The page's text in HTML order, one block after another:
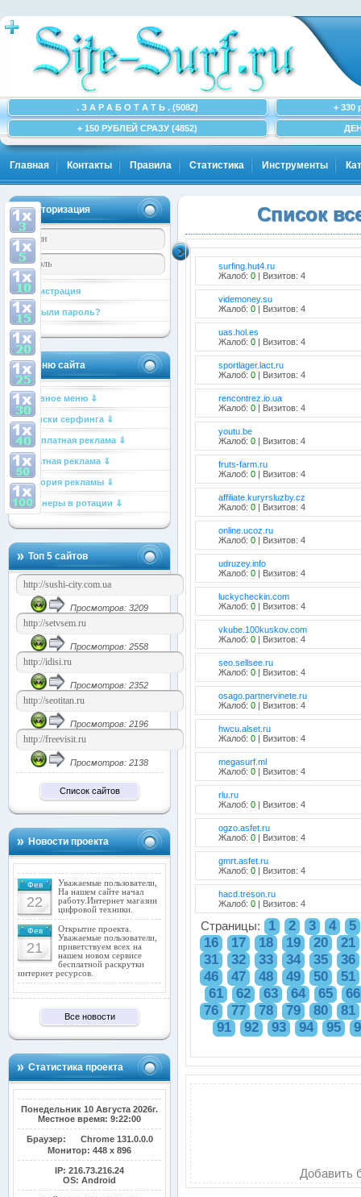
. З А Р А Б О Т А Т Ь . (5082) + 330
+ 150 РУБЛЕЙ СРАЗУ (4852)
Главная Контакты Правила Статистика Инструменты
Авторизация
Регистрация
Забыли пароль?
Меню сайта
Главное меню ⇓
Списки серфинга ⇓
Бесплатная реклама ⇓
Платная реклама ⇓
История рекламы ⇓
Баннеры в ротации ⇓
Топ 5 сайтов
Просмотров: 3209
Просмотров: 2558
Просмотров: 2352
Просмотров: 2196
Просмотров: 2138
Список сайтов
Новости проекта
Фев
22
Уважаемые пользователи,
На нашем сайте начал
работу.Интернет магазин
цифровой техники.
Фев
21
Открытие проекта.
Уважаемые пользователи,
приветствуем всех на
нашем новом сервисе
бесплатной раскрутки
интернет ресурсов.
Все новости
Статистика проекта
Понедельник 10 Августа 2026г.
Местное время: 9:22:00
Браузер:
Chrome 131.0.0.0
Монитор: 448 x 896
IP: 216.73.216.24
OS: Android
Список
surfing.hut4.ru
Жалоб: 0 | Визитов: 4
videmoney.su
Жалоб: 0 | Визитов: 4
uas.hol.es
Жалоб: 0 | Визитов: 4
sportlager.lact.ru
Жалоб: 0 | Визитов: 4
rencontrez.io.ua
Жалоб: 0 | Визитов: 4
youtu.be
Жалоб: 0 | Визитов: 4
fruts-farm.ru
Жалоб: 0 | Визитов: 4
affiliate.kuryrsluzby.cz
Жалоб: 0 | Визитов: 4
online.ucoz.ru
Жалоб: 0 | Визитов: 4
udruzey.info
Жалоб: 0 | Визитов: 4
luckycheckin.com
Жалоб: 0 | Визитов: 4
vkube.100kuskov.com
Жалоб: 0 | Визитов: 4
seo.sellsee.ru
Жалоб: 0 | Визитов: 4
osago.partnervinete.ru
Жалоб: 0 | Визитов: 4
hwcu.alset.ru
Жалоб: 0 | Визитов: 4
megasurf.ml
Жалоб: 0 | Визитов: 4
rlu.ru
Жалоб: 0 | Визитов: 4
ogzo.asfet.ru
Жалоб: 0 | Визитов: 4
gmrt.asfet.ru
Жалоб: 0 | Визитов: 4
hacd.treson.ru
Жалоб: 0 | Визитов: 4
Страницы: 1 2 3 4
5
16
17 18 19 20
21
31
32 33 34 35
36
46
47 48 49 50
51
61
62 63 64 65
66
76
77 78 79 80
81
91
92 93 94 95
Добавить